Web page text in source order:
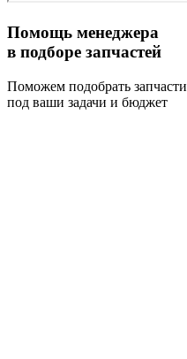
Помощь менеджера
в подборе запчастей
Поможем подобрать запчасти
под ваши задачи и бюджет